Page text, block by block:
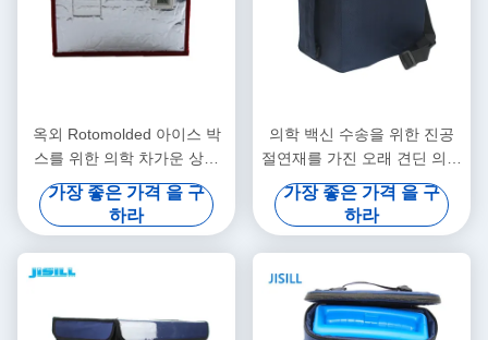
옥외 Rotomolded 아이스 박
스를 위한 의학 차가운 상자
23.5L 휴대용을 주문을 받아
서 만드십시오
가장 좋은 가격 을 구
하라
의학 백신 수송을 위한 진공
절연재를 가진 오래 견딘 의학
차가운 상자
가장 좋은 가격 을 구
하라